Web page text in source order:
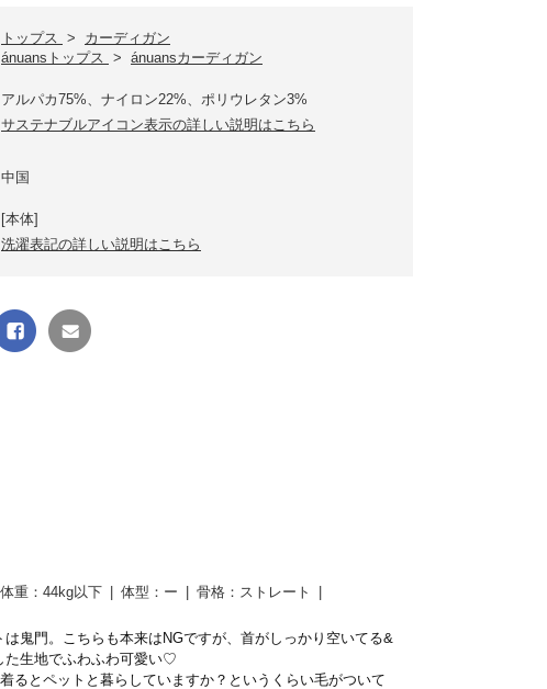
トップス >
カーディガン
ánuansトップス
> ánuansカーディガン
アルパカ75%、ナイロン22%、ポリウレタン3%
サステナブルアイコン表示の詳しい説明はこちら
中国
[本体]
洗濯表記の詳しい説明はこちら
体重： 44kg以下 体型： ー 骨格： ストレート
鬼門。こちらも本来はNGですが、首がしっかり空いてる&
た生地でふわふわ可愛い♡
るとペットと暮らしていますか？というくらい毛がついて